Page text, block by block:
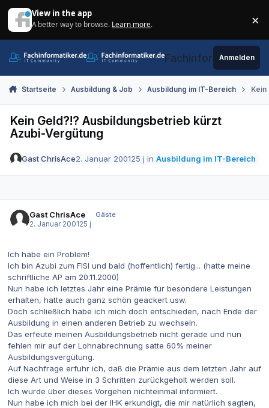
View in the app
A better way to browse. Learn more. ×
Fachinformatiker.de
Anmelden
Startseite Ausbildung & Job Ausbildung im IT-Bereich
Kein Geld?!? Ausbildungsbetrieb kürzt
Azubi-Vergütung
Gast ChrisAce2. Januar 200125 j inAusbildung im IT-Bereich
Gast ChrisAce
Gäste
2. Januar 2001 25 j
Ich habe ein Problem!
Ich bin Azubi zum FISI und bald (hoffentlich) fertig... (hatte meine
schriftliche AP am 20.11.2000)
Nun habe ich letztes Jahr eine Prämie für besondere Leistungen
erhalten, hatte auch ganz schön geackert usw.
Doch schließlich habe ich mich doch entschieden, nach Ende der
Ausbildung in einen anderen Betrieb zu wechseln.
Das erfeute meinen Ausbildungsbetrieb nicht gerade und nun
fehlen mir auf der Lohnabrechnung satte 60% meiner
Ausbildungsvergütung.
Auf Nachfrage erfuhr ich, daß die Prämie aus dem letzten Jahr auf
diese Art und Weise in 3 Schritten zurückgeholt werden soll.
Ich wurde über dieses Vorgehen nichteinmal informiert.
Nun habe ich mich bei der IHK erkundigt, die mir natürlich sagten,